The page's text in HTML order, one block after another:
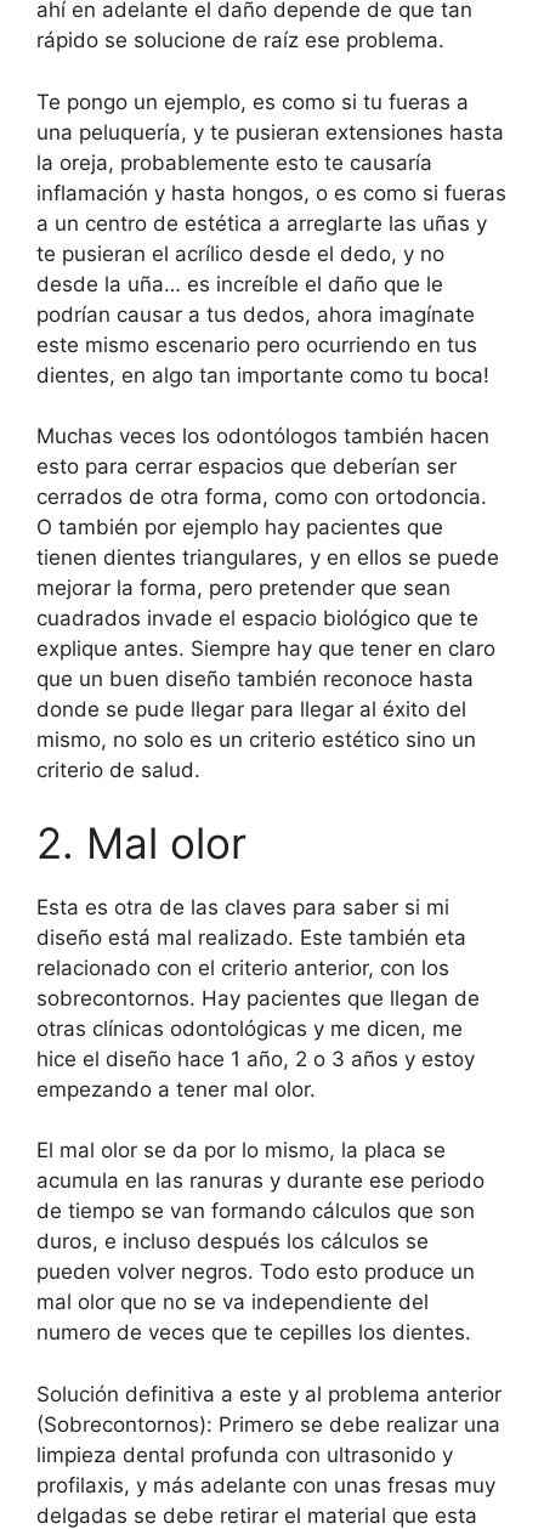
ahí en adelante el daño depende de que tan
rápido se solucione de raíz ese problema.
Te pongo un ejemplo, es como si tu fueras a
una peluquería, y te pusieran extensiones hasta
la oreja, probablemente esto te causaría
inflamación y hasta hongos, o es como si fueras
a un centro de estética a arreglarte las uñas y
te pusieran el acrílico desde el dedo, y no
desde la uña… es increíble el daño que le
podrían causar a tus dedos, ahora imagínate
este mismo escenario pero ocurriendo en tus
dientes, en algo tan importante como tu boca!
Muchas veces los odontólogos también hacen
esto para cerrar espacios que deberían ser
cerrados de otra forma, como con ortodoncia.
O también por ejemplo hay pacientes que
tienen dientes triangulares, y en ellos se puede
mejorar la forma, pero pretender que sean
cuadrados invade el espacio biológico que te
explique antes. Siempre hay que tener en claro
que un buen diseño también reconoce hasta
donde se pude llegar para llegar al éxito del
mismo, no solo es un criterio estético sino un
criterio de salud.
2. Mal olor
Esta es otra de las claves para saber si mi
diseño está mal realizado. Este también eta
relacionado con el criterio anterior, con los
sobrecontornos. Hay pacientes que llegan de
otras clínicas odontológicas y me dicen, me
hice el diseño hace 1 año, 2 o 3 años y estoy
empezando a tener mal olor.
El mal olor se da por lo mismo, la placa se
acumula en las ranuras y durante ese periodo
de tiempo se van formando cálculos que son
duros, e incluso después los cálculos se
pueden volver negros. Todo esto produce un
mal olor que no se va independiente del
numero de veces que te cepilles los dientes.
Solución definitiva a este y al problema anterior
(Sobrecontornos): Primero se debe realizar una
limpieza dental profunda con ultrasonido y
profilaxis, y más adelante con unas fresas muy
delgadas se debe retirar el material que esta